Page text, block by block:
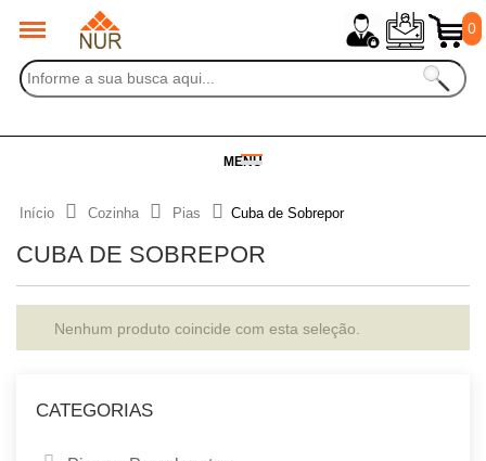
0
MENU
Início Cozinha Pias Cuba de Sobrepor
CUBA DE SOBREPOR
Nenhum produto coincide com esta seleção.
CATEGORIAS